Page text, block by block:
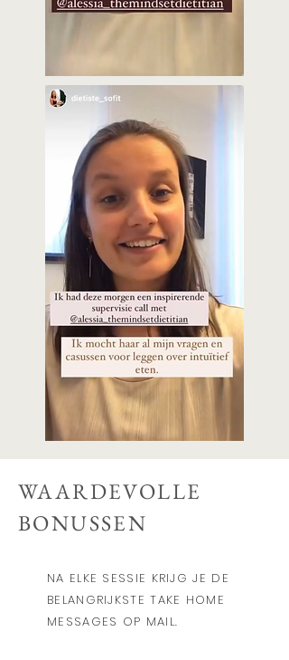
WAARDEVOLLE
BONUSSEN
NA ELKE SESSIE KRIJG JE DE
BELANGRIJKSTE TAKE HOME
MESSAGES OP MAIL.